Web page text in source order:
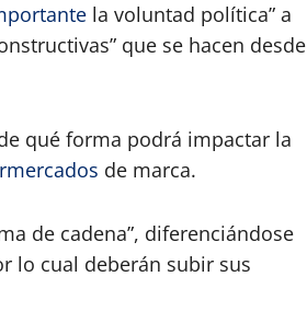
la voluntad política” a
que se hacen desde
qué forma podrá impactar la
de marca.
de cadena”, diferenciándose
lo cual deberán subir sus